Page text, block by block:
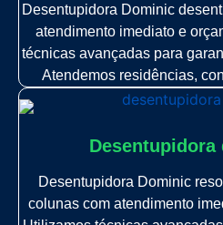
Desentupidora Dominic
atendimento imediato e
técnicas avançadas para
Atendemos residências,
Desentupidora
Desentupidora Dominic
colunas com atendimento